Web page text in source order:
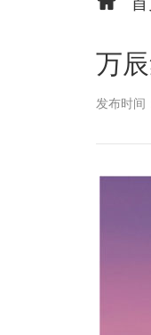
万
发布时间